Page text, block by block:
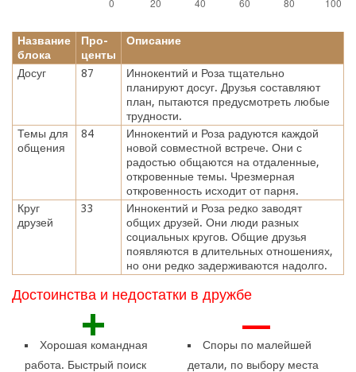
Название
блока
Про-
центы
Описание
Досуг 87
Иннокентий и Роза тщательно
планируют досуг. Друзья составляют
план, пытаются предусмотреть любые
трудности.
Темы для
общения
84
Иннокентий и Роза радуются каждой
новой совместной встрече. Они с
радостью общаются на отдаленные,
откровенные темы. Чрезмерная
откровенность исходит от парня.
Круг
друзей
33
Иннокентий и Роза редко заводят
общих друзей. Они люди разных
социальных кругов. Общие друзья
появляются в длительных отношениях,
но они редко задерживаются надолго.
Достоинства и недостатки в дружбе
+
Хорошая командная
работа. Быстрый поиск
—
Споры по малейшей
детали, по выбору места